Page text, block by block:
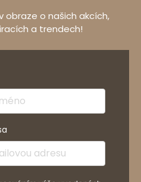
obraze o našich akcích,
a trendech!